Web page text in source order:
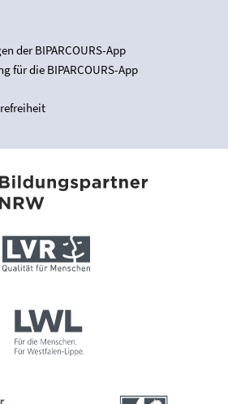
der BIPARCOURS-App
für die BIPARCOURS-App